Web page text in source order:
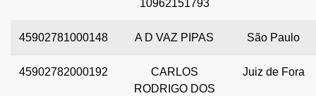
10962151793
45902781000148 A D VAZ PIPAS São Paulo
45902782000192
CARLOS
RODRIGO DOS
Juiz de Fora